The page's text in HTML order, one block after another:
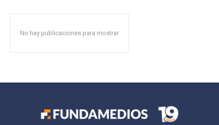
No hay publicaciones para mostrar